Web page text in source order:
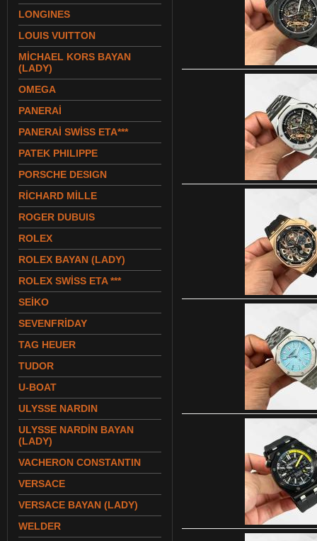
LONGINES
LOUIS VUITTON
MİCHAEL KORS BAYAN
(LADY)
OMEGA
PANERAİ
PANERAİ SWİSS ETA***
PATEK PHILIPPE
PORSCHE DESIGN
RİCHARD MİLLE
ROGER DUBUIS
ROLEX
ROLEX BAYAN (LADY)
ROLEX SWİSS ETA ***
SEİKO
SEVENFRİDAY
TAG HEUER
TUDOR
U-BOAT
ULYSSE NARDIN
ULYSSE NARDİN BAYAN
(LADY)
VACHERON CONSTANTIN
VERSACE
VERSACE BAYAN (LADY)
WELDER